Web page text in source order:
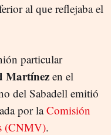
al que reflejaba el
particular
Martínez en el
del Sabadell emitió
por laComisión
(CNMV).